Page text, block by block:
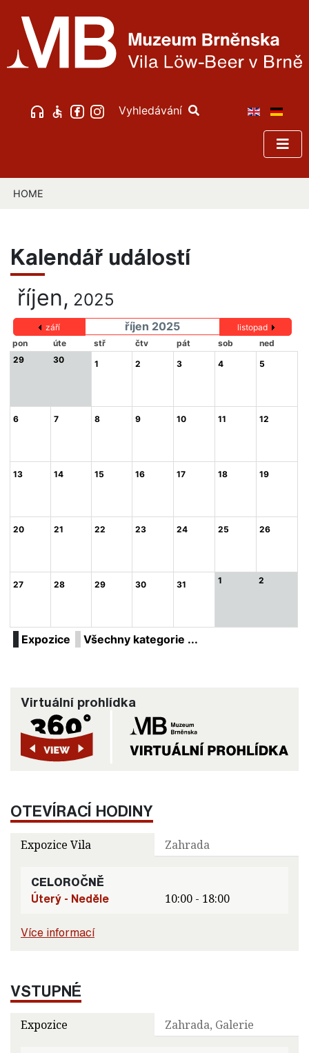
Vyhledávání
HOME
Kalendář událostí
říjen, 2025
září říjen 2025
listopad
pon
úte stř čtv pát sob
ned
29
30 1 2 3 4 5
6 7 8 9 10 11 12
13 14 15 16 17 18 19
20 21 22 23 24 25 26
27 28 29 30 31 1 2
Expozice Všechny kategorie ...
Virtuální prohlídka
OTEVÍRACÍ HODINY
Expozice Vila Zahrada
CELOROČNĚ
Úterý - Neděle
10:00 - 18:00
Více informací
VSTUPNÉ
Expozice Zahrada, Galerie